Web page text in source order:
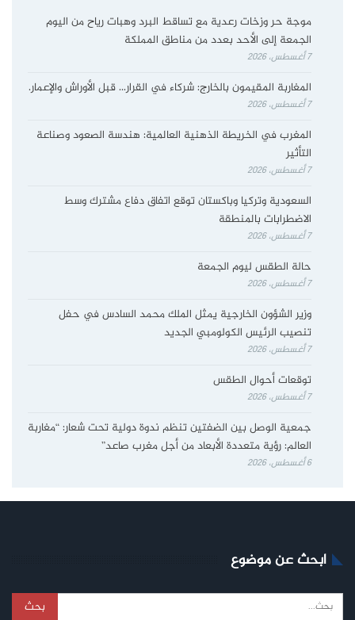
موجة حر وزخات رعدية مع تساقط البرد وهبات رياح من اليوم
الجمعة إلى الأحد بعدد من مناطق المملكة
7 أغسطس، 2026
المغاربة المقيمون بالخارج: شركاء في القرار… قبل الأوراش والإعمار.
7 أغسطس، 2026
المغرب في الخريطة الذهنية العالمية: هندسة الصعود وصناعة
التأثير
7 أغسطس، 2026
السعودية وتركيا وباكستان توقع اتفاق دفاع مشترك وسط
الاضطرابات بالمنطقة
7 أغسطس، 2026
حالة الطقس ليوم الجمعة
7 أغسطس، 2026
وزير الشؤون الخارجية يمثل الملك محمد السادس في حفل
تنصيب الرئيس الكولومبي الجديد
7 أغسطس، 2026
توقعات أحوال الطقس
7 أغسطس، 2026
جمعية الوصل بين الضفتين تنظم ندوة دولية تحت شعار: “مغاربة
العالم: رؤية متعددة الأبعاد من أجل مغرب صاعد”
6 أغسطس، 2026
ابحث عن موضوع